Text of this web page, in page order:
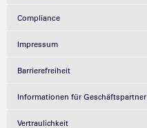
Compliance
Impressum
Barrierefreiheit
Informationen für Geschäftspartner
Vertraulichkeit